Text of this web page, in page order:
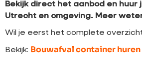
Bekijk direct het aanbod en huur
Utrecht en omgeving. Meer
Wil je eerst het complete
Bekijk: Bouwafval container huren